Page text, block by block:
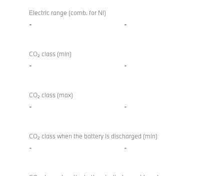
Electric range (comb. for NI)
- -
CO₂ class (min)
- -
CO₂ class (max)
- -
CO₂ class when the battery is discharged (min)
- -